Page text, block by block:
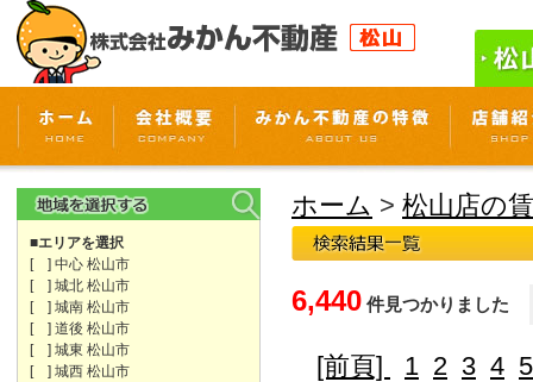
■エリアを選択
[ ] 中心 松山市
[ ] 城北 松山市
[ ] 城南 松山市
[ ] 道後 松山市
[ ] 城東 松山市
[ ] 城西 松山市
ホーム > 松山店の
6,440 件見つかりました
[前頁] 1 2 3 4 5